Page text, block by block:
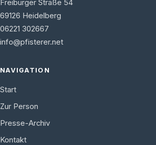
Freiburger Straße 54
69126 Heidelberg
06221 302667
info@pfisterer.net
NAVIGATION
Start
Zur Person
Presse-Archiv
Kontakt